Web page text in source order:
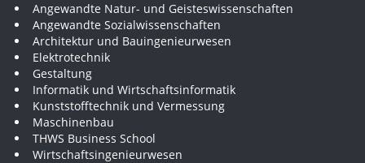
Angewandte Natur- und Geisteswissenschaften
Angewandte Sozialwissenschaften
Architektur und Bauingenieurwesen
Elektrotechnik
Gestaltung
Informatik und Wirtschaftsinformatik
Kunststofftechnik und Vermessung
Maschinenbau
THWS Business School
Wirtschaftsingenieurwesen